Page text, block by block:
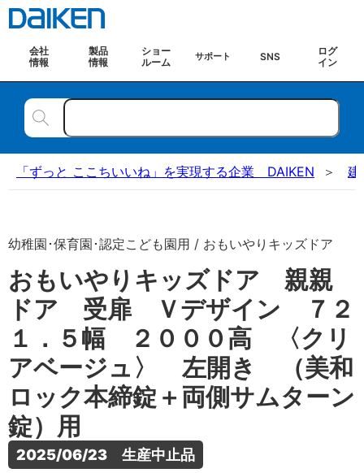
会社
情報
製品
情報
ショー
ルーム
サポート SNS
ログ
イン
「ずっと ここちいいね」を実現する企業 DAIKEN 建
幼稚園･保育園･認定こども園用 / おもいやりキッズドア
おもいやりキッズドア 親親
ドア 受扉 Ｖデザイン ７２
１．５幅 ２０００高 〈クリ
アベージュ〉 左開き （美和
ロック本締錠＋両側サムターン
錠）用
2025/06/23　生産中止品